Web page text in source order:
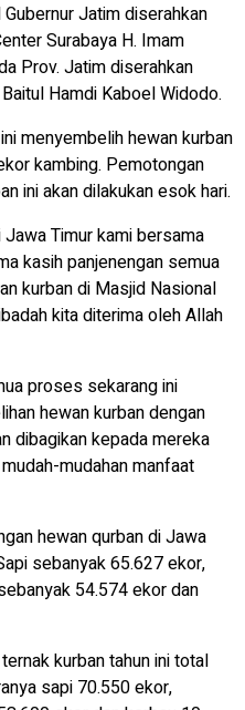
Jatim diserahkan
Surabaya H. Imam
Prov. Jatim diserahkan
Hamdi Kaboel Widodo.
menyembelih hewan kurban
kambing. Pemotongan
ini akan dilakukan esok hari.
Timur kami bersama
kasih panjenengan semua
kurban di Masjid Nasional
kita diterima oleh Allah
proses sekarang ini
hewan kurban dengan
dibagikan kepada mereka
mudahan manfaat
hewan qurban di Jawa
sebanyak 65.627 ekor,
54.574 ekor dan
kurban tahun ini total
sapi 70.550 ekor,